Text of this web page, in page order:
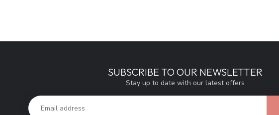
SUBSCRIBE TO OUR NEWSLETTER
Stay up to date with our latest offers